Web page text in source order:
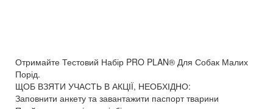
Отримайте Тестовий Набір PRO PLAN® Для Собак Малих
Порід.
ЩОБ ВЗЯТИ УЧАСТЬ В АКЦІЇ, НЕОБХІДНО:
Заповнити анкету та завантажити паспорт тварини